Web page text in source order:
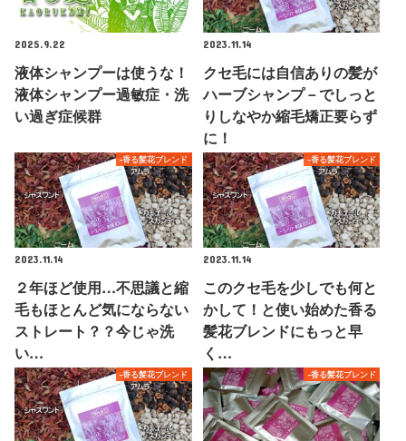
2025.9.22
液体シャンプーは使うな！
液体シャンプー過敏症・洗
い過ぎ症候群
2023.11.14
クセ毛には自信ありの髪が
ハーブシャンプ－でしっと
りしなやか縮毛矯正要らず
に！
-香る髪花ブレンド
2023.11.14
２年ほど使用…不思議と縮
毛もほとんど気にならない
ストレート？？今じゃ洗
い…
-香る髪花ブレンド
2023.11.14
このクセ毛を少しでも何と
かして！と使い始めた香る
髪花ブレンドにもっと早
く…
-香る髪花ブレンド -香る髪花ブレンド